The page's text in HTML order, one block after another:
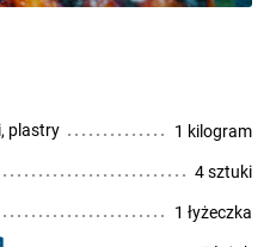
plastry 1 kilogram
4 sztuki
1 łyżeczka